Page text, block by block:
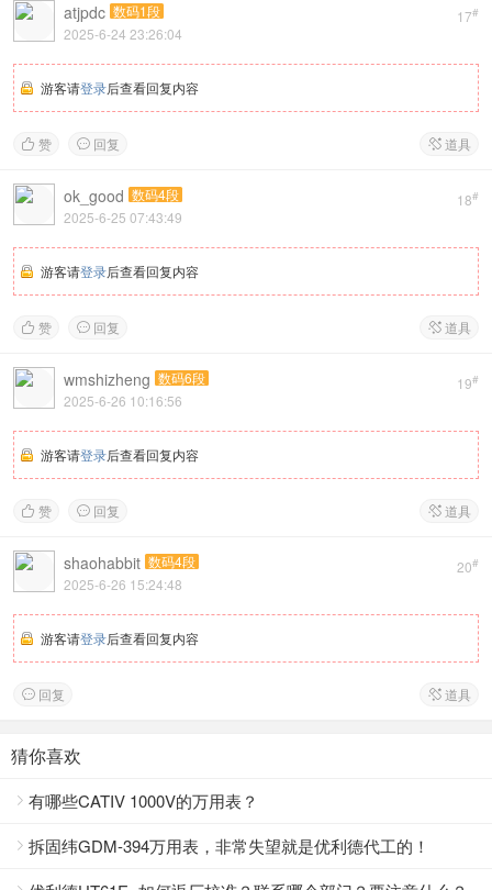
17#
atjpdc 数码1段
2025-6-24 23:26:04
游客请登录后查看回复内容
 赞  回复  道具
18#
ok_good 数码4段
2025-6-25 07:43:49
游客请登录后查看回复内容
 赞  回复  道具
19#
wmshizheng 数码6段
2025-6-26 10:16:56
游客请登录后查看回复内容
 赞  回复  道具
20#
shaohabbit 数码4段
2025-6-26 15:24:48
游客请登录后查看回复内容
 回复  道具
猜你喜欢
 有哪些CATIV 1000V的万用表？
 拆固纬GDM-394万用表，非常失望就是优利德代工的！